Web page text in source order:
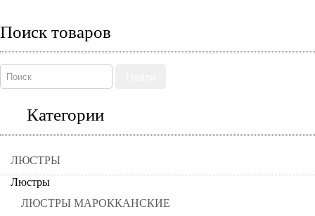
Поиск товаров
Категории
ЛЮСТРЫ
Люстры
ЛЮСТРЫ МАРОККАНСКИЕ